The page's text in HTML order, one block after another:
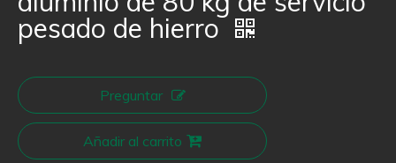
pesado de hierro
Preguntar
Añadir al carrito